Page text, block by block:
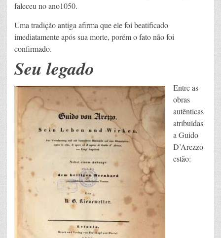
faleceu no ano1050.
Uma tradição antiga afirma que ele foi beatificado
imediatamente após sua morte, porém o fato não foi
confirmado.
Seu legado
Entre as
obras
autênticas
atribuídas
a Guido
D’Arezzo
estão: